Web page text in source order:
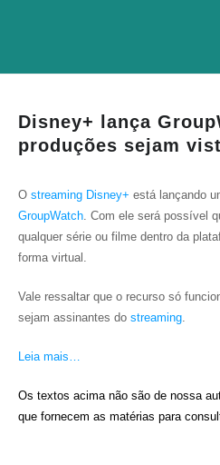
Disney+ lança
produções sejam
O streaming Disney+ está lançando
GroupWatch. Com ele será possível
qualquer série ou filme dentro da
forma virtual.
Vale ressaltar que o recurso só
sejam assinantes do streaming.
Leia mais…
Os textos acima não são de nossa
que fornecem as matérias para